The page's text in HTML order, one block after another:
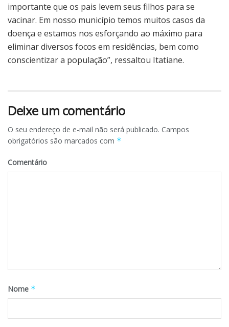
importante que os pais levem seus filhos para se
vacinar. Em nosso município temos muitos casos da
doença e estamos nos esforçando ao máximo para
eliminar diversos focos em residências, bem como
conscientizar a população”, ressaltou Itatiane.
Deixe um comentário
O seu endereço de e-mail não será publicado. Campos
obrigatórios são marcados com *
Comentário
Nome *